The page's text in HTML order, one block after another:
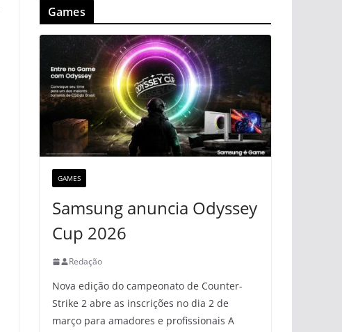
Games
GAMES
Samsung anuncia Odyssey
Cup 2026
Redação
Nova edição do campeonato de Counter-
Strike 2 abre as inscrições no dia 2 de
março para amadores e profissionais A